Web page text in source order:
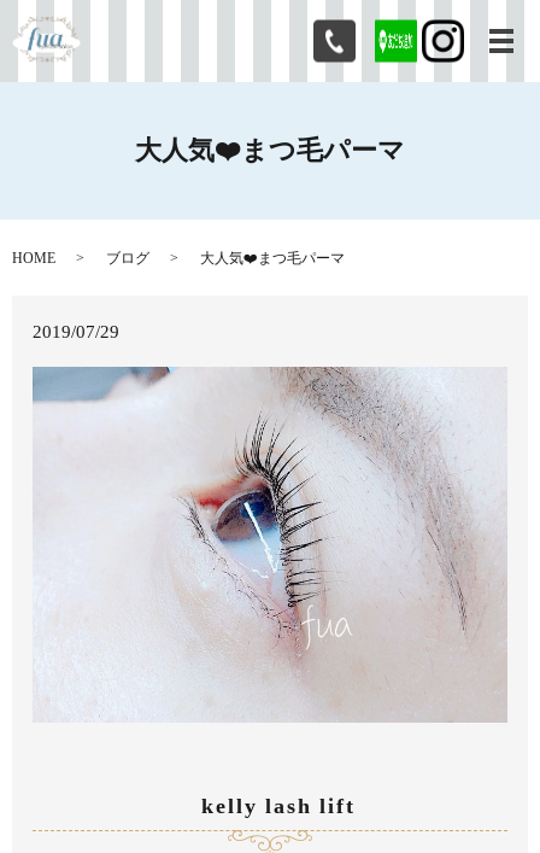
メ
大人気❤️まつ毛パーマ
HOME ブログ 大人気❤️まつ毛パーマ
2019/07/29
kelly lash lift